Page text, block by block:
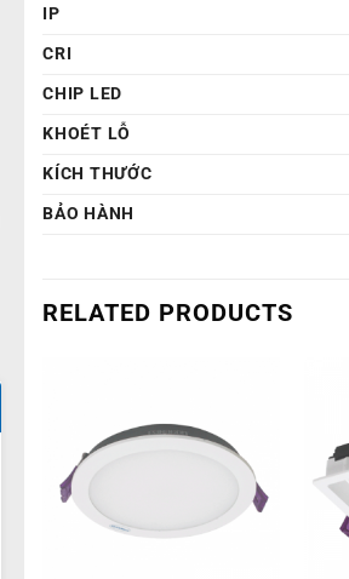
IP
CRI
CHIP LED
KHOÉT LỖ
KÍCH THƯỚC
BẢO HÀNH
RELATED PRODUCTS